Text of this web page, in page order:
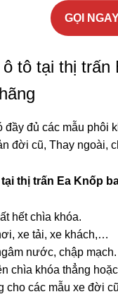
GỌI
tô tại thị
đầy đủ các mẫu phôi
đời cũ, Thay ngoài,
thị trấn Ea Knốp
hết chìa khóa.
xe tải, xe khách,…
nước, chập
chìa khóa thẳng
cho các mẫu xe đời